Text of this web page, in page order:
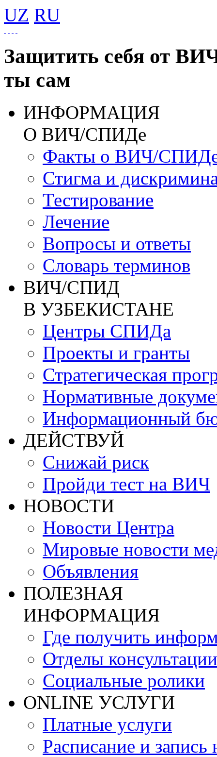
UZ RU
Защитить себя от
ты сам
ИНФОРМАЦИЯ
О ВИЧ/СПИДе
Факты о ВИЧ/
Стигма и
Тестирование
Лечение
Вопросы и ответы
Словарь терминов
ВИЧ/СПИД
В УЗБЕКИСТАНЕ
Центры СПИДа
Проекты и гранты
Стратегическая
Нормативные
Информационный
ДЕЙСТВУЙ
Снижай риск
Пройди тест на ВИЧ
НОВОСТИ
Новости Центра
Мировые новости
Объявления
ПОЛЕЗНАЯ
ИНФОРМАЦИЯ
Где получить
Отделы консультации
Социальные ролики
ONLINE УСЛУГИ
Платные услуги
Расписание и запись